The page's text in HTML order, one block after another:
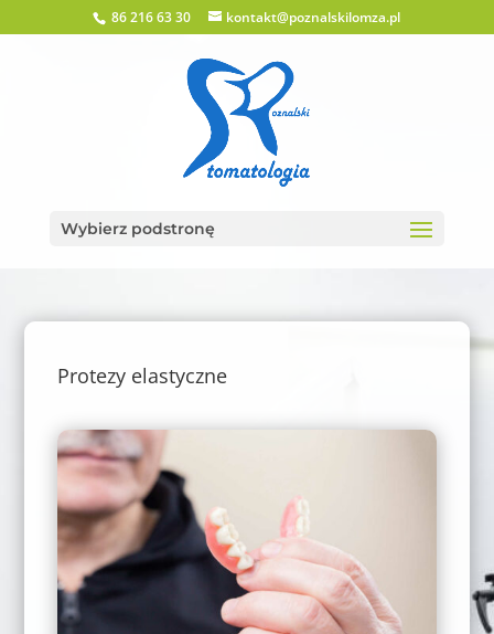
86 216 63 30 kontakt@poznalskilomza.pl
Wybierz podstronę
Protezy elastyczne